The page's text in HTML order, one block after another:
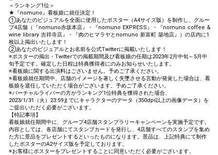
＜ランキング1位＞
★『nomuno』看板娘に就任決定！
①あなたのビジュアルを全面に使用したポスター（A4サイズ版）を制作し、グルー
プ4店舗（『nomuno赤坂本店』・『nomuno EXPRESS』・『nomuno coffee &
wine library 吉祥寺店』・『肉のヒマラヤとnomuno 新富町 築地店』）の店内に1
枚以上掲出いたします！
②あなたのビジュアルとお名前を公式Twitterに掲載いたします！
※ポスターの掲出・Twitterでの掲載期間及び看板娘の任期は2023年2月中旬～5月中
旬予定です。確定した日程は特典獲得者にのみお知らせいたします。
※看板娘に関する出演料はございません。予めご了承ください。
※看板娘就任期間中、店舗のイメージを著しく失墜させる言動が発覚した場合は、看
板娘を退任していただく場合がございます。予めご了承ください。
※バーチャルライバーの方がランキング1位特典を獲得された場合、
2023/1/31（火）23:59までにキャラクターのデータ（350dpi以上の画像データ）を
ご提出いただく必要がございます。
【特記事項】
看板娘就任期間中に、グループ4店舗スタンプラリーキャンペーンを実施予定です。
内容としては、各店舗にてスタンプカードを発行し、4店舗すべてのスタンプを集め
た方に景品をプレゼントするといったものになります。景品は、上記特典にて制作
したポスターのA2サイズ版を予定しております。
※お客様にポスターをプレゼントすることに同意いただく必要がございます。